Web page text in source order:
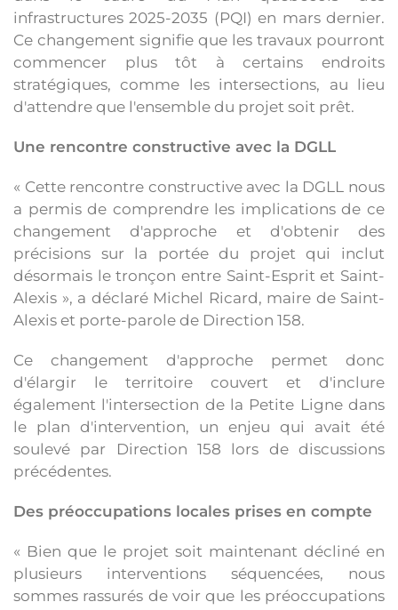
infrastructures 2025-2035 (PQI) en mars dernier.
Ce changement signifie que les travaux pourront
commencer plus tôt à certains endroits
stratégiques, comme les intersections, au lieu
d'attendre que l'ensemble du projet soit prêt.
Une rencontre constructive avec la DGLL
« Cette rencontre constructive avec la DGLL nous
a permis de comprendre les implications de ce
changement d'approche et d'obtenir des
précisions sur la portée du projet qui inclut
désormais le tronçon entre Saint-Esprit et Saint-
Alexis », a déclaré Michel Ricard, maire de Saint-
Alexis et porte-parole de Direction 158.
Ce changement d'approche permet donc
d'élargir le territoire couvert et d'inclure
également l'intersection de la Petite Ligne dans
le plan d'intervention, un enjeu qui avait été
soulevé par Direction 158 lors de discussions
précédentes.
Des préoccupations locales prises en compte
« Bien que le projet soit maintenant décliné en
plusieurs interventions séquencées, nous
sommes rassurés de voir que les préoccupations